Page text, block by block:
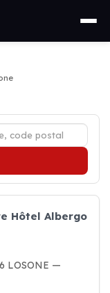
Hôtel Albergo
LOSONE —